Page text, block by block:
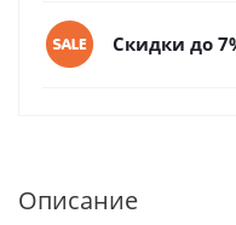
Скидки до
Описание